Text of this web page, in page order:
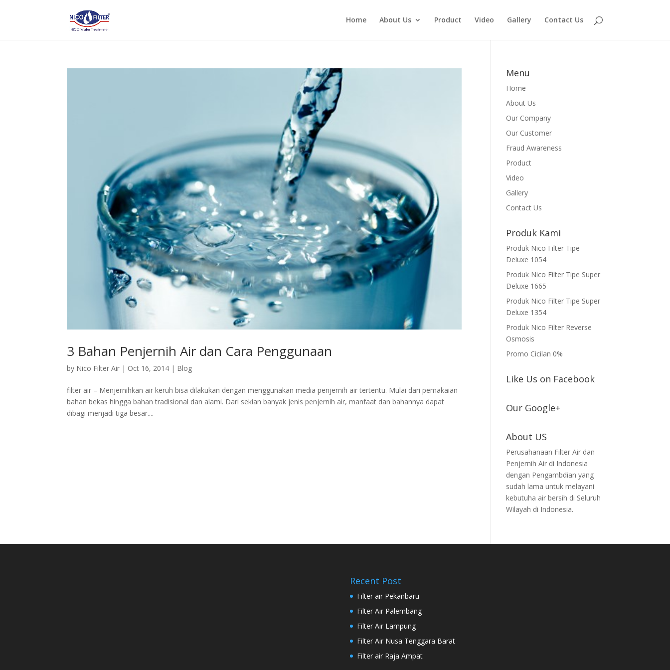
Home About Us Product Video Gallery Contact Us
3 Bahan Penjernih Air dan Cara Penggunaan
by Nico Filter Air | Oct 16, 2014 | Blog
filter air – Menjernihkan air keruh bisa dilakukan dengan menggunakan media penjernih air tertentu. Mulai dari pemakaian
bahan bekas hingga bahan tradisional dan alami. Dari sekian banyak jenis penjernih air, manfaat dan bahannya dapat
dibagi menjadi tiga besar....
Menu
Home
About Us
Our Company
Our Customer
Fraud Awareness
Product
Video
Gallery
Contact Us
Produk Kami
Produk Nico Filter Tipe
Deluxe 1054
Produk Nico Filter Tipe Super
Deluxe 1665
Produk Nico Filter Tipe Super
Deluxe 1354
Produk Nico Filter Reverse
Osmosis
Promo Cicilan 0%
Like Us on Facebook
Our Google+
About US
Perusahanaan Filter Air dan
Penjernih Air di Indonesia
dengan Pengambdian yang
sudah lama untuk melayani
kebutuha air bersih di Seluruh
Wilayah di Indonesia.
Recent Post
Filter air Pekanbaru
Filter Air Palembang
Filter Air Lampung
Filter Air Nusa Tenggara Barat
Filter air Raja Ampat